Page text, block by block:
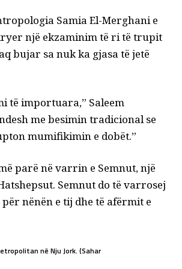
Samia El-Merghani e
një ekzaminim të ri të trupit
bujar sa nuk ka gjasa të jetë
të importuara,” Saleem
me besimin tradicional se
mumifikimin e dobët.”
parë në varrin e Semnut, një
Semnut do të varrosej
nënën e tij dhe të afërmit e
në Nju Jork. (Sahar